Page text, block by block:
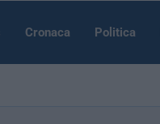
Cronaca Politica